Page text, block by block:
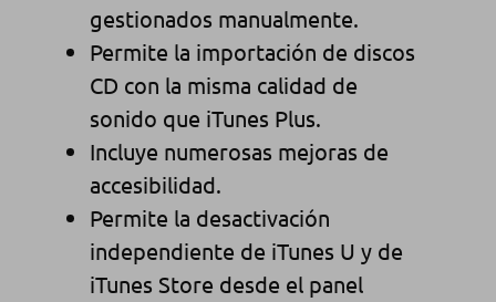
gestionados manualmente.
Permite la importación de discos
CD con la misma calidad de
sonido que iTunes Plus.
Incluye numerosas mejoras de
accesibilidad.
Permite la desactivación
independiente de iTunes U y de
iTunes Store desde el panel